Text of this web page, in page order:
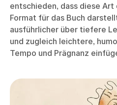
entschieden, dass diese Art
Format für das Buch
ausführlicher über tiefere
und zugleich leichtere,
Tempo und Prägnanz